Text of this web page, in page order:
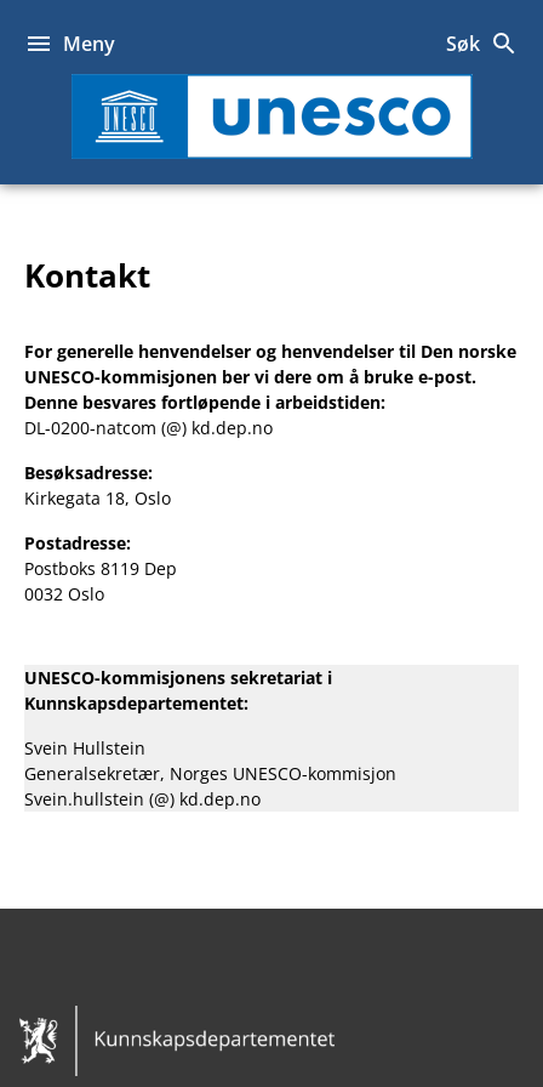
UNESCO
Meny Søk
Kontakt
For generelle henvendelser og henvendelser til Den norske
UNESCO-kommisjonen ber vi dere om å bruke e-post.
Denne besvares fortløpende i arbeidstiden:
DL-0200-natcom (@) kd.dep.no
Besøksadresse:
Kirkegata 18, Oslo
Postadresse:
Postboks 8119 Dep
0032 Oslo
UNESCO-kommisjonens sekretariat i
Kunnskapsdepartementet:
Svein Hullstein
Generalsekretær, Norges UNESCO-kommisjon
Svein.hullstein (@) kd.dep.no